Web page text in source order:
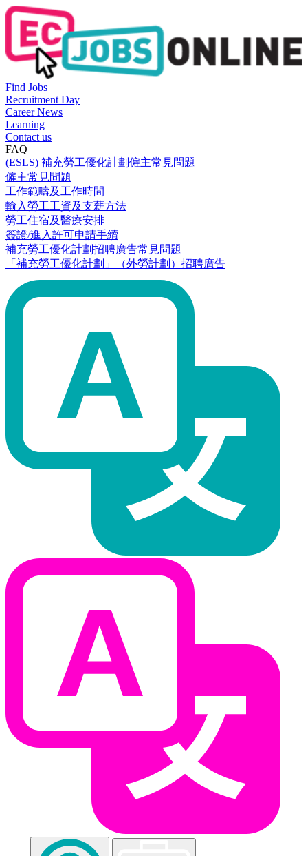
Find Jobs
Recruitment Day
Career News
Learning
Contact us
FAQ
(ESLS) 補充勞工優化計劃僱主常見問題
僱主常見問題
工作範疇及工作時間
輸入勞工工資及支薪方法
勞工住宿及醫療安排
簽證/進入許可申請手續
補充勞工優化計劃招聘廣告常見問題
「補充勞工優化計劃」（外勞計劃）招聘廣告